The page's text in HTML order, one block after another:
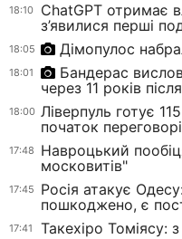
18:10
ChatGPT отримає
з’явилися перші
18:05 Дімопулос
18:01
Бандерас
через 11 років
18:00 Ліверпуль готує
початок
17:48
Навроцький
московитів"
17:45
Росія атакує
пошкоджено, є
17:41 Такехіро Томіясу: